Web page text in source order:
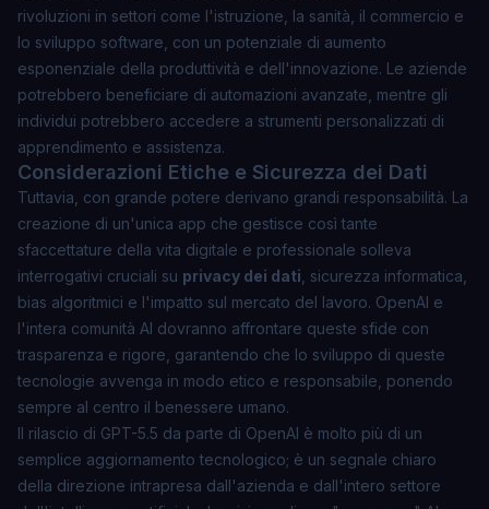
rivoluzioni in settori come l'istruzione, la sanità, il commercio e
lo sviluppo software, con un potenziale di aumento
esponenziale della produttività e dell'innovazione. Le aziende
potrebbero beneficiare di automazioni avanzate, mentre gli
individui potrebbero accedere a strumenti personalizzati di
apprendimento e assistenza.
Considerazioni Etiche e Sicurezza dei Dati
Tuttavia, con grande potere derivano grandi responsabilità. La
creazione di un'unica app che gestisce così tante
sfaccettature della vita digitale e professionale solleva
interrogativi cruciali su privacy dei dati , sicurezza informatica,
bias algoritmici e l'impatto sul mercato del lavoro. OpenAI e
l'intera comunità AI dovranno affrontare queste sfide con
trasparenza e rigore, garantendo che lo sviluppo di queste
tecnologie avvenga in modo etico e responsabile, ponendo
sempre al centro il benessere umano.
Il rilascio di GPT-5.5 da parte di OpenAI è molto più di un
semplice aggiornamento tecnologico; è un segnale chiaro
della direzione intrapresa dall'azienda e dall'intero settore